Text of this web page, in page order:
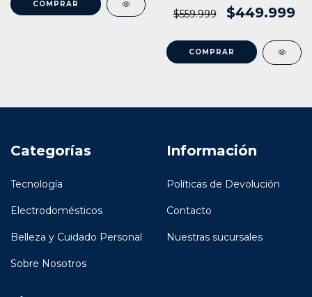
$559.999
$449.999
Categorías
Tecnología
Electrodomésticos
Belleza y Cuidado Personal
Sobre Nosotros
Información
Políticas de Devolución
Contacto
Nuestras sucursales